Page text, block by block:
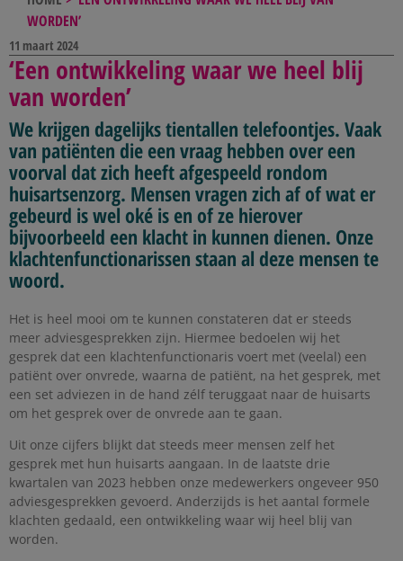
WORDEN’
11 maart 2024
‘Een ontwikkeling waar we heel blij
van worden’
We krijgen dagelijks tientallen telefoontjes. Vaak
van patiënten die een vraag hebben over een
voorval dat zich heeft afgespeeld rondom
huisartsenzorg. Mensen vragen zich af of wat er
gebeurd is wel oké is en of ze hierover
bijvoorbeeld een klacht in kunnen dienen. Onze
klachtenfunctionarissen staan al deze mensen te
woord.
Het is heel mooi om te kunnen constateren dat er steeds
meer adviesgesprekken zijn. Hiermee bedoelen wij het
gesprek dat een klachtenfunctionaris voert met (veelal) een
patiënt over onvrede, waarna de patiënt, na het gesprek, met
een set adviezen in de hand zélf teruggaat naar de huisarts
om het gesprek over de onvrede aan te gaan.
Uit onze cijfers blijkt dat steeds meer mensen zelf het
gesprek met hun huisarts aangaan. In de laatste drie
kwartalen van 2023 hebben onze medewerkers ongeveer 950
adviesgesprekken gevoerd. Anderzijds is het aantal formele
klachten gedaald, een ontwikkeling waar wij heel blij van
worden.